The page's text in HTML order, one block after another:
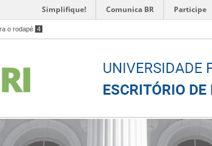
Simplifique! Comunica BR Participe
o rodapé 4